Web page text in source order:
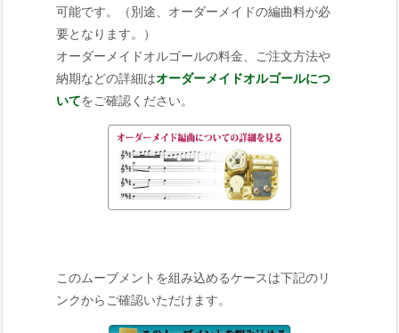
可能です。（別途、オーダーメイドの編曲料が必
要となります。）
オーダーメイドオルゴールの料金、ご注文方法や
納期などの詳細はオーダーメイドオルゴールにつ
いてをご確認ください。
このムーブメントを組み込めるケースは下記のリ
ンクからご確認いただけます。